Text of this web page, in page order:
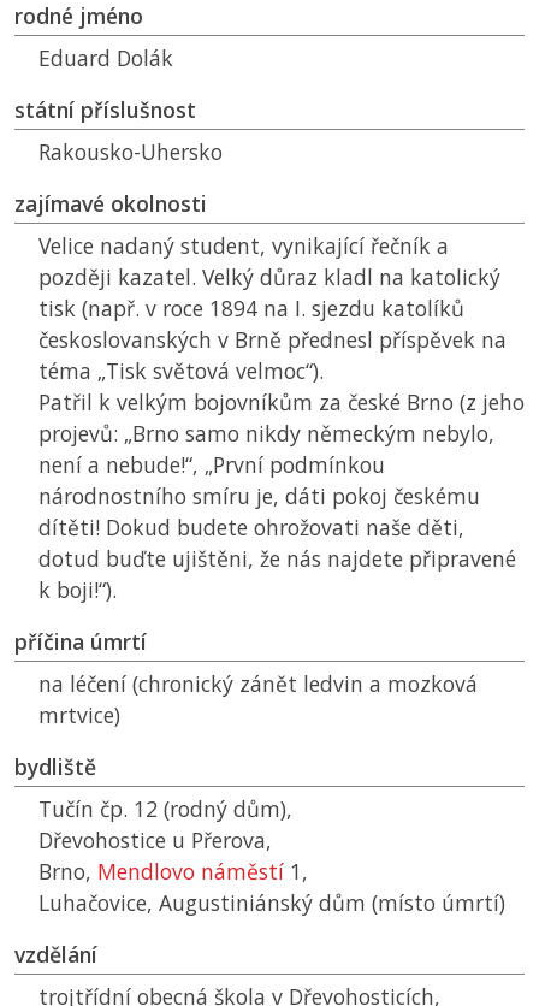
rodné jméno
Eduard Dolák
státní příslušnost
Rakousko-Uhersko
zajímavé okolnosti
Velice nadaný student, vynikající řečník a
později kazatel. Velký důraz kladl na katolický
tisk (např. v roce 1894 na I. sjezdu katolíků
českoslovanských v Brně přednesl příspěvek na
téma „Tisk světová velmoc“).
Patřil k velkým bojovníkům za české Brno (z jeho
projevů: „Brno samo nikdy německým nebylo,
není a nebude!“, „První podmínkou
národnostního smíru je, dáti pokoj českému
dítěti! Dokud budete ohrožovati naše děti,
dotud buďte ujištěni, že nás najdete připravené
k boji!“).
příčina úmrtí
na léčení (chronický zánět ledvin a mozková
mrtvice)
bydliště
Tučín čp. 12 (rodný dům),
Dřevohostice u Přerova,
Brno, Mendlovo náměstí 1,
Luhačovice, Augustiniánský dům (místo úmrtí)
vzdělání
trojtřídní obecná škola v Dřevohosticích,